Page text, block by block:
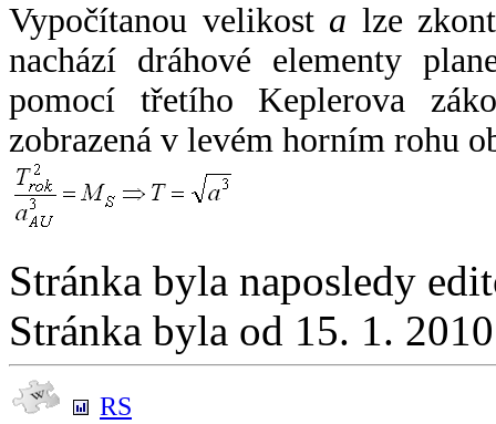
Vypočítanou velikost a lze
nachází dráhové elementy
pomocí třetího Keplerova
zobrazená v levém horním rohu
Stránka byla naposledy
Stránka byla od 15. 1.
RS